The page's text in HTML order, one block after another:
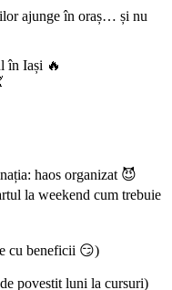
ajunge în oraș… și nu
în Iași 🔥
haos organizat 😈
la weekend cum trebuie
cu beneficii 😏)
povestit luni la cursuri)